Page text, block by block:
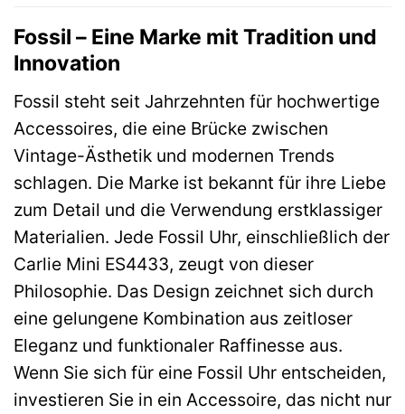
Fossil – Eine Marke mit Tradition und
Innovation
Fossil steht seit Jahrzehnten für hochwertige
Accessoires, die eine Brücke zwischen
Vintage-Ästhetik und modernen Trends
schlagen. Die Marke ist bekannt für ihre Liebe
zum Detail und die Verwendung erstklassiger
Materialien. Jede Fossil Uhr, einschließlich der
Carlie Mini ES4433, zeugt von dieser
Philosophie. Das Design zeichnet sich durch
eine gelungene Kombination aus zeitloser
Eleganz und funktionaler Raffinesse aus.
Wenn Sie sich für eine Fossil Uhr entscheiden,
investieren Sie in ein Accessoire, das nicht nur